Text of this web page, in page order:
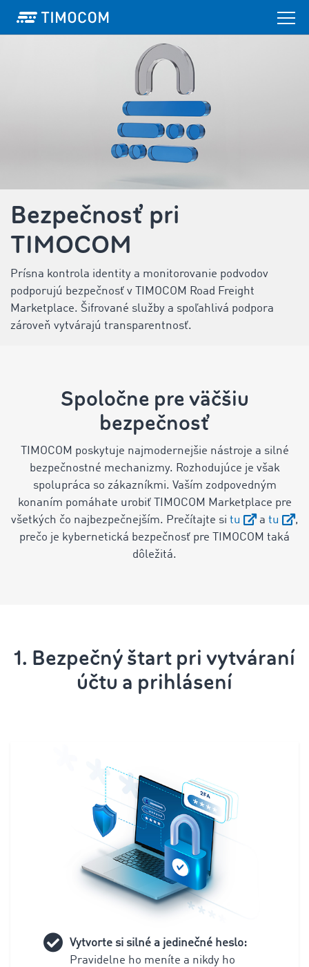
Bezpečnosť pri
TIMOCOM
Prísna kontrola identity a monitorovanie podvodov
podporujú bezpečnosť v TIMOCOM Road Freight
Marketplace. Šifrované služby a spoľahlivá podpora
zároveň vytvárajú transparentnosť.
Spoločne pre väčšiu
bezpečnosť
TIMOCOM poskytuje najmodernejšie nástroje a silné
bezpečnostné mechanizmy. Rozhodujúce je však
spolupráca so zákazníkmi. Vaším zodpovedným
konaním pomáhate urobiť TIMOCOM Marketplace pre
všetkých čo najbezpečnejším. Prečítajte si tu a tu
,
prečo je kybernetická bezpečnosť pre TIMOCOM taká
dôležitá.
1. Bezpečný štart pri vytváraní
účtu a prihlásení
Vytvorte si silné a jedinečné heslo:
Pravidelne ho meníte a nikdy ho